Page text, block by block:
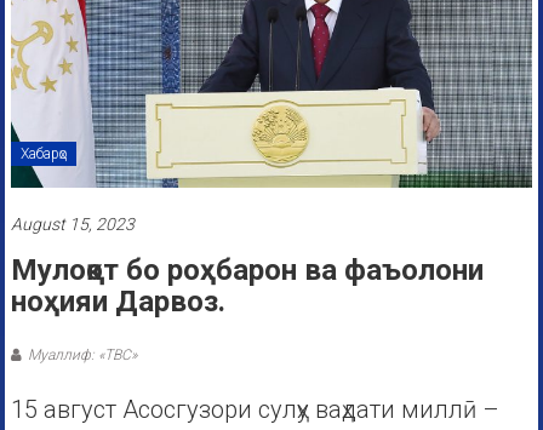
Хабарҳо
August 15, 2023
Мулоқот бо роҳбарон ва фаъолони
ноҳияи Дарвоз.
Муаллиф: «ТВС»
15 август Асосгузори сулҳу ваҳдати миллӣ –